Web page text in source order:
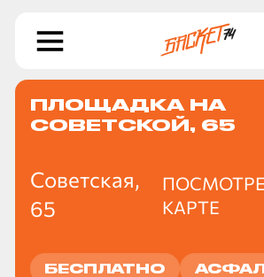
ПЛОЩАДКА НА
СОВЕТСКОЙ, 65
Советская,
65
КАРТЕ
БЕСПЛАТНО